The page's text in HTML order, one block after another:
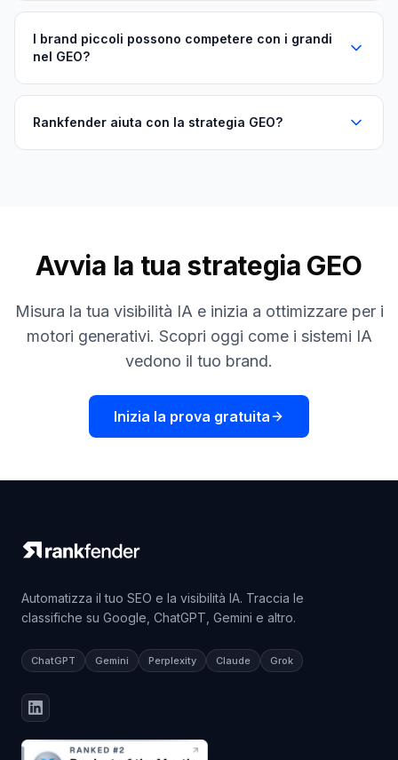
I brand piccoli possono competere con i grandi
nel GEO?
Rankfender aiuta con la strategia GEO?
Avvia la tua strategia GEO
Misura la tua visibilità IA e inizia a ottimizzare per i
motori generativi. Scopri oggi come i sistemi IA
vedono il tuo brand.
Inizia la prova gratuita
Automatizza il tuo SEO e la visibilità IA. Traccia le
classifiche su Google, ChatGPT, Gemini e altro.
ChatGPT Gemini Perplexity Claude Grok